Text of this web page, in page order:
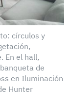
círculos y
En el hall,
de
en Iluminación
Hunter